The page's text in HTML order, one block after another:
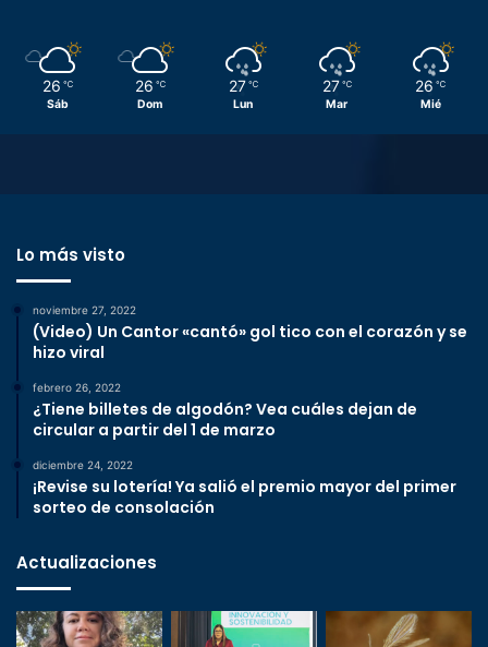
26 ℃
Sáb
26 ℃
Dom
27 ℃
Lun
27 ℃
Mar
26 ℃
Mié
Lo más visto
noviembre 27, 2022
(Video) Un Cantor «cantó» gol tico con el corazón y se
hizo viral
febrero 26, 2022
¿Tiene billetes de algodón? Vea cuáles dejan de
circular a partir del 1 de marzo
diciembre 24, 2022
¡Revise su lotería! Ya salió el premio mayor del primer
sorteo de consolación
Actualizaciones